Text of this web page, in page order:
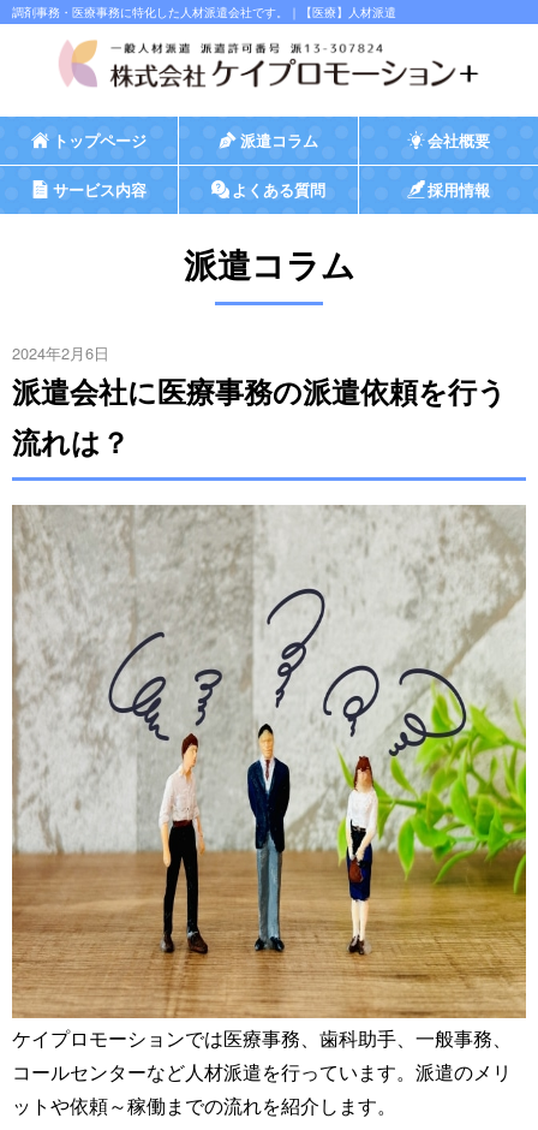
調剤事務・医療事務に特化した人材派遣会社です。｜【医療】人材派遣
トップページ 派遣コラム 会社概要
サービス内容 よくある質問 採用情報
派遣コラム
2024年2月6日
派遣会社に医療事務の派遣依頼を行う
流れは？
ケイプロモーションでは医療事務、歯科助手、一般事務、
コールセンターなど人材派遣を行っています。派遣のメリ
ットや依頼～稼働までの流れを紹介します。